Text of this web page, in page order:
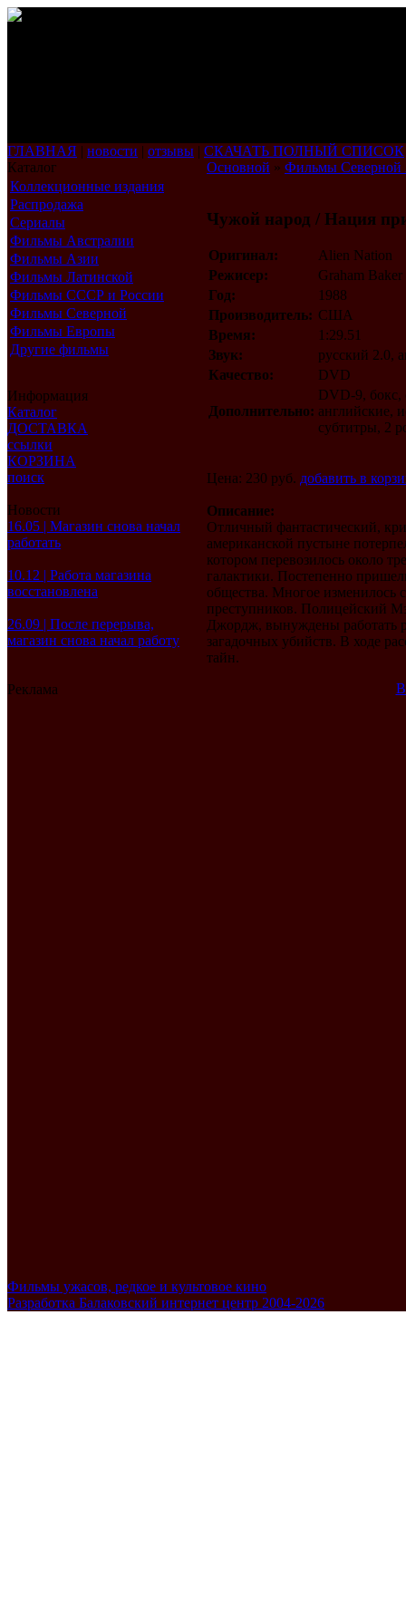
ГЛАВНАЯ | новости | отзывы | СКАЧАТЬ ПОЛНЫЙ СПИСОК
Каталог
Коллекционные издания
Распродажа
Сериалы
Фильмы Австралии
Фильмы Азии
Фильмы Латинской
Америки
Фильмы СССР и России
Фильмы Северной
Америки
Фильмы Европы
Другие фильмы
Информация
Каталог
ДОСТАВКА
ссылки
КОРЗИНА
поиск
Новости
16.05 | Магазин снова начал
работать
10.12 | Работа магазина
восстановлена
26.09 | После перерыва,
магазин снова начал работу
Реклама
Основной » Фильмы Северной
Чужой народ / Нация
Оригинал:
Alien Nation
Режисер:
Graham
Год:
1988
Производитель: США
Время:
1:29.51
Звук:
русский 2.0,
Качество:
DVD
Дополнительно:
DVD-9, бокс,
английские,
субтитры, 2
Цена: 230 руб. добавить в
Описание:
Отличный фантастический,
американской пустыне
котором перевозилось около
галактики. Постепенно
общества. Многое изменилось
преступников. Полицейский
Джордж, вынуждены работать
загадочных убийств. В ходе
тайн.
Фильмы ужасов, редкое и культовое кино
Разработка Балаковский интернет центр 2004-2026